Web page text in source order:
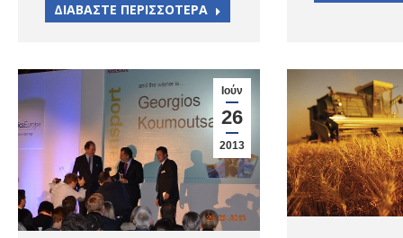
ΔΙΑΒΑΣΤΕ ΠΕΡΙΣΣΟΤΕΡΑ
Ιούν
26
2013